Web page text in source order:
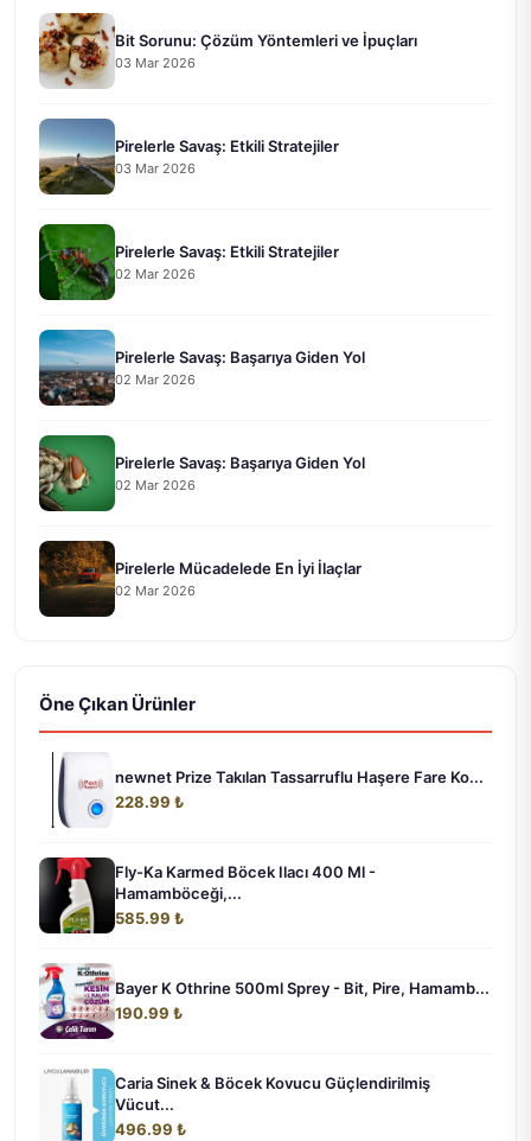
Bit Sorunu: Çözüm Yöntemleri ve İpuçları
03 Mar 2026
Pirelerle Savaş: Etkili Stratejiler
03 Mar 2026
Pirelerle Savaş: Etkili Stratejiler
02 Mar 2026
Pirelerle Savaş: Başarıya Giden Yol
02 Mar 2026
Pirelerle Savaş: Başarıya Giden Yol
02 Mar 2026
Pirelerle Mücadelede En İyi İlaçlar
02 Mar 2026
Öne Çıkan Ürünler
newnet Prize Takılan Tassarruflu Haşere Fare Ko...
228.99 ₺
Fly-Ka Karmed Böcek Ilacı 400 Ml -
Hamamböceği,...
585.99 ₺
Bayer K Othrine 500ml Sprey - Bit, Pire, Hamamb...
190.99 ₺
Caria Sinek & Böcek Kovucu Güçlendirilmiş
Vücut...
496.99 ₺